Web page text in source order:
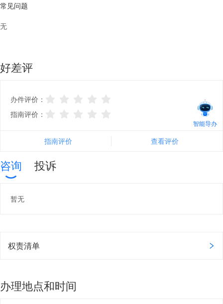
智能导办
常见问题
无
好差评
办件评价：
指南评价：
指南评价 查看评价
咨询 投诉
暂无
权责清单
办理地点和时间